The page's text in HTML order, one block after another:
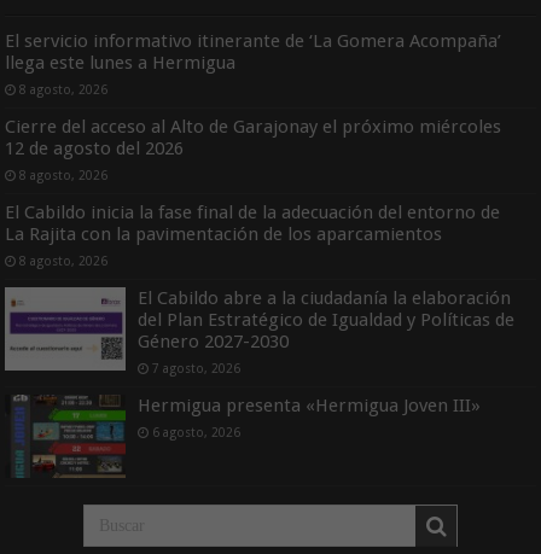
El servicio informativo itinerante de ‘La Gomera Acompaña’
llega este lunes a Hermigua
8 agosto, 2026
Cierre del acceso al Alto de Garajonay el próximo miércoles
12 de agosto del 2026
8 agosto, 2026
El Cabildo inicia la fase final de la adecuación del entorno de
La Rajita con la pavimentación de los aparcamientos
8 agosto, 2026
El Cabildo abre a la ciudadanía la elaboración
del Plan Estratégico de Igualdad y Políticas de
Género 2027-2030
7 agosto, 2026
Hermigua presenta «Hermigua Joven III»
6 agosto, 2026